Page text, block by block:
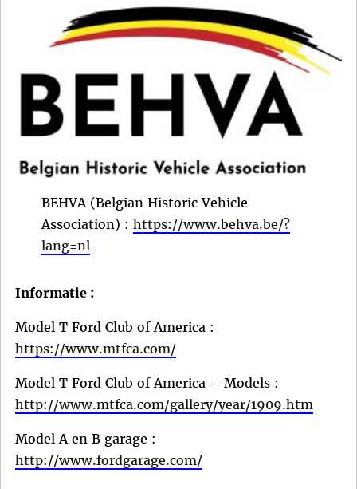
BEHVA (Belgian Historic Vehicle
Association) : https://www.behva.be/?
lang=nl
Informatie :
Model T Ford Club of America :
https://www.mtfca.com/
Model T Ford Club of America – Models :
http://www.mtfca.com/gallery/year/1909.htm
Model A en B garage :
http://www.fordgarage.com/